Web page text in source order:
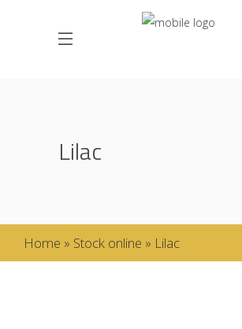
Lilac
Home » Stock online » Lilac